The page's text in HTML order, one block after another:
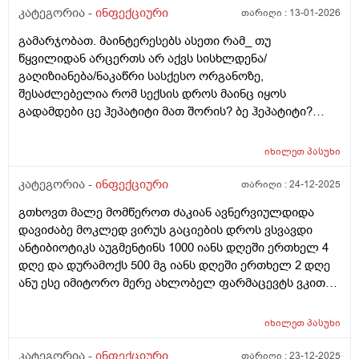
კატეგორია - ინფექციური თარიღი : 13-01-2026
გამარჯობათ. მაინტერესებს ასეთი რამ_ თუ
წყვილიდან არცერთს არ აქვს სისხლდენა/
გაღიზიანება/ნაკაწრი სასქესო ორგანოზე,
შესაძლებელია რომ სექსის დროს მაინც იყოს
გადამდები ცე ჰეპატიტი მათ შორის? ბე ჰეპატიტი?
იხილეთპასუხი
კატეგორია - ინფექციური თარიღი :24-12-2025
გთხოვთ მალე მომწეროთ ძაკიან ავნერვიულდიდა
დავიძაბე მოკლედ ვირუს გაციების დროს ვსვავდი
ანტიბიოტიკს აუგმენტინს 1000 იანს დღეში ერთხელ 4
დღე და დურამოქს 500 მგ იანს დღეში ერთხელ 2 დღე
ანუ ესე იმიტორო მერე ახლობელ ფარმაცევტს ვკითხე
2 3 დღედა მთიანად 10 დღეა 37.5 ამდე სიცხე ან 37.4 ან
გამოვკეთებილვარ მაგრამ ახლა რამიხდაარ ვიცი
იხილეთპასუხი
თარიღი :23-12-2025